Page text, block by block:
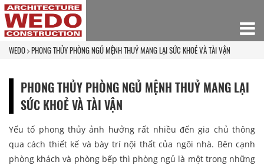
WEDO PHONG THỦY PHÒNG NGỦ MỆNH THUỶ MANG LẠI SỨC KHOẺ VÀ TÀI VẬN
PHONG THỦY PHÒNG NGỦ MỆNH THUỶ MANG LẠI
SỨC KHOẺ VÀ TÀI VẬN
Yếu tố phong thủy ảnh hưởng rất nhiều đến gia chủ thông
qua cách thiết kế và bày trí nội thất của ngôi nhà. Bên cạnh
phòng khách và phòng bếp thì phòng ngủ là một trong những